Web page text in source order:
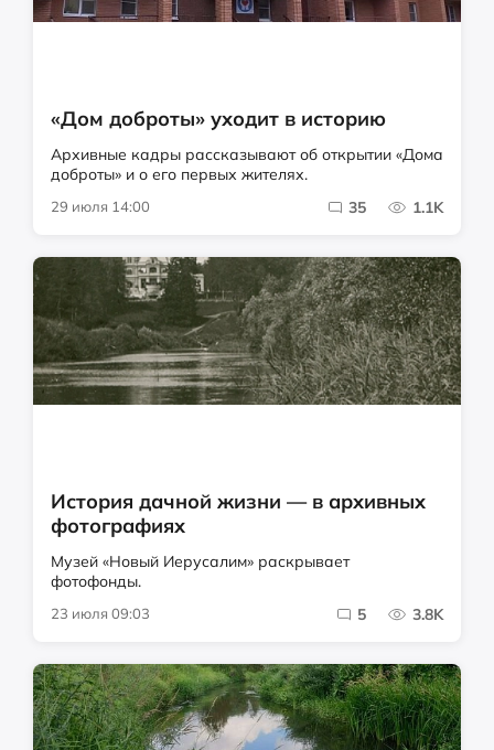
«Дом доброты» уходит в историю
Архивные кадры рассказывают об открытии «Дома
доброты» и о его первых жителях.
29 июля 14:00 35 1.1K
История дачной жизни — в архивных
фотографиях
Музей «Новый Иерусалим» раскрывает
фотофонды.
23 июля 09:03 5 3.8K